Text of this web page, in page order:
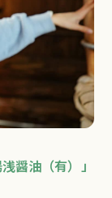
醤油（有）」